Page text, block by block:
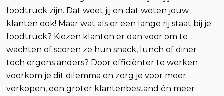
foodtruck zijn. Dat weet jij en dat weten jouw
klanten ook! Maar wat als er een lange rij staat bij je
foodtruck? Kiezen klanten er dan voor om te
wachten of scoren ze hun snack, lunch of diner
toch ergens anders? Door efficiënter te werken
voorkom je dit dilemma en zorg je voor meer
verkopen, een groter klantenbestand én meer